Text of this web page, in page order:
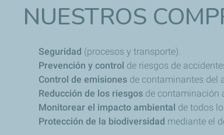
NUESTROS
Seguridad (procesos y transporte).
Prevención y control de riesgos de
Control de emisiones de contaminantes del
Reducción de los riesgos de contaminación
Monitorear el impacto ambiental de todos
Protección de la biodiversidad mediante el